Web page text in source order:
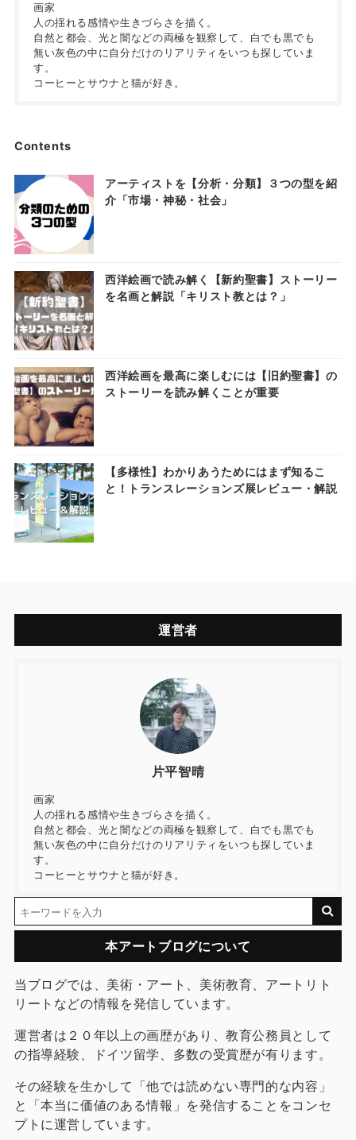
画家
人の揺れる感情や生きづらさを描く。
自然と都会、光と闇などの両極を観察して、白でも黒でも
無い灰色の中に自分だけのリアリティをいつも探していま
す。
コーヒーとサウナと猫が好き。
Contents
アーティストを【分析・分類】３つの型を紹
介「市場・神秘・社会」
西洋絵画で読み解く【新約聖書】ストーリー
を名画と解説「キリスト教とは？」
西洋絵画を最高に楽しむには【旧約聖書】の
ストーリーを読み解くことが重要
【多様性】わかりあうためにはまず知るこ
と！トランスレーションズ展レビュー・解説
運営者
片平智晴
画家
人の揺れる感情や生きづらさを描く。
自然と都会、光と闇などの両極を観察して、白でも黒でも
無い灰色の中に自分だけのリアリティをいつも探していま
す。
コーヒーとサウナと猫が好き。
本アートブログについて
当ブログでは、美術・アート、美術教育、アートリト
リートなどの情報を発信しています。
運営者は２０年以上の画歴があり、教育公務員として
の指導経験、ドイツ留学、多数の受賞歴が有ります。
その経験を生かして「他では読めない専門的な内容」
と「本当に価値のある情報」を発信することをコンセ
プトに運営しています。